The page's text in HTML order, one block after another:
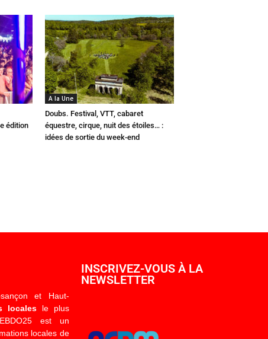
édition
A la Une
Doubs. Festival, VTT, cabaret
équestre, cirque, nuit des étoiles… :
idées de sortie du week-end
et Haut-
localesle plus
est un
locales de
INSCRIVEZ-VOUS À LA
NEWSLETTER